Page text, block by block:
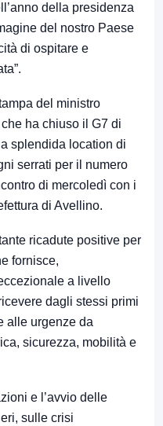
della presidenza
del nostro Paese
di ospitare e
del ministro
ha chiuso il G7 di
splendida location di
serrati per il numero
di mercoledì con i
di Avellino.
ricadute positive per
fornisce,
a livello
dagli stessi primi
alle urgenze da
sicurezza, mobilità e
e l’avvio delle
sulle crisi